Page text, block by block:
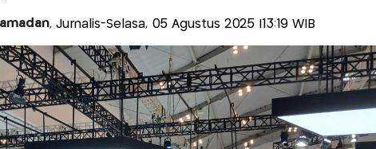
, Jurnalis-Selasa, 05 Agustus 2025 |13:19 WIB